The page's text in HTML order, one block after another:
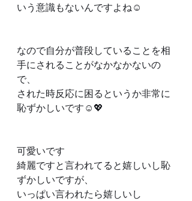
いう意識もないんですよね☺️
なので自分が普段していることを相
手にされることがなかなかないの
で、
された時反応に困るというか非常に
恥ずかしいです☺️💖
可愛いです
綺麗ですと言われてると嬉しいし恥
ずかしいですが、
いっぱい言われたら嬉しいし